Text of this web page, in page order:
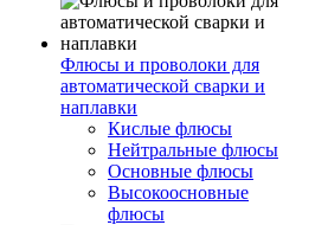
Флюсы и проволоки для
автоматической сварки и
наплавки
Кислые флюсы
Нейтральные флюсы
Основные флюсы
Высокоосновные
флюсы